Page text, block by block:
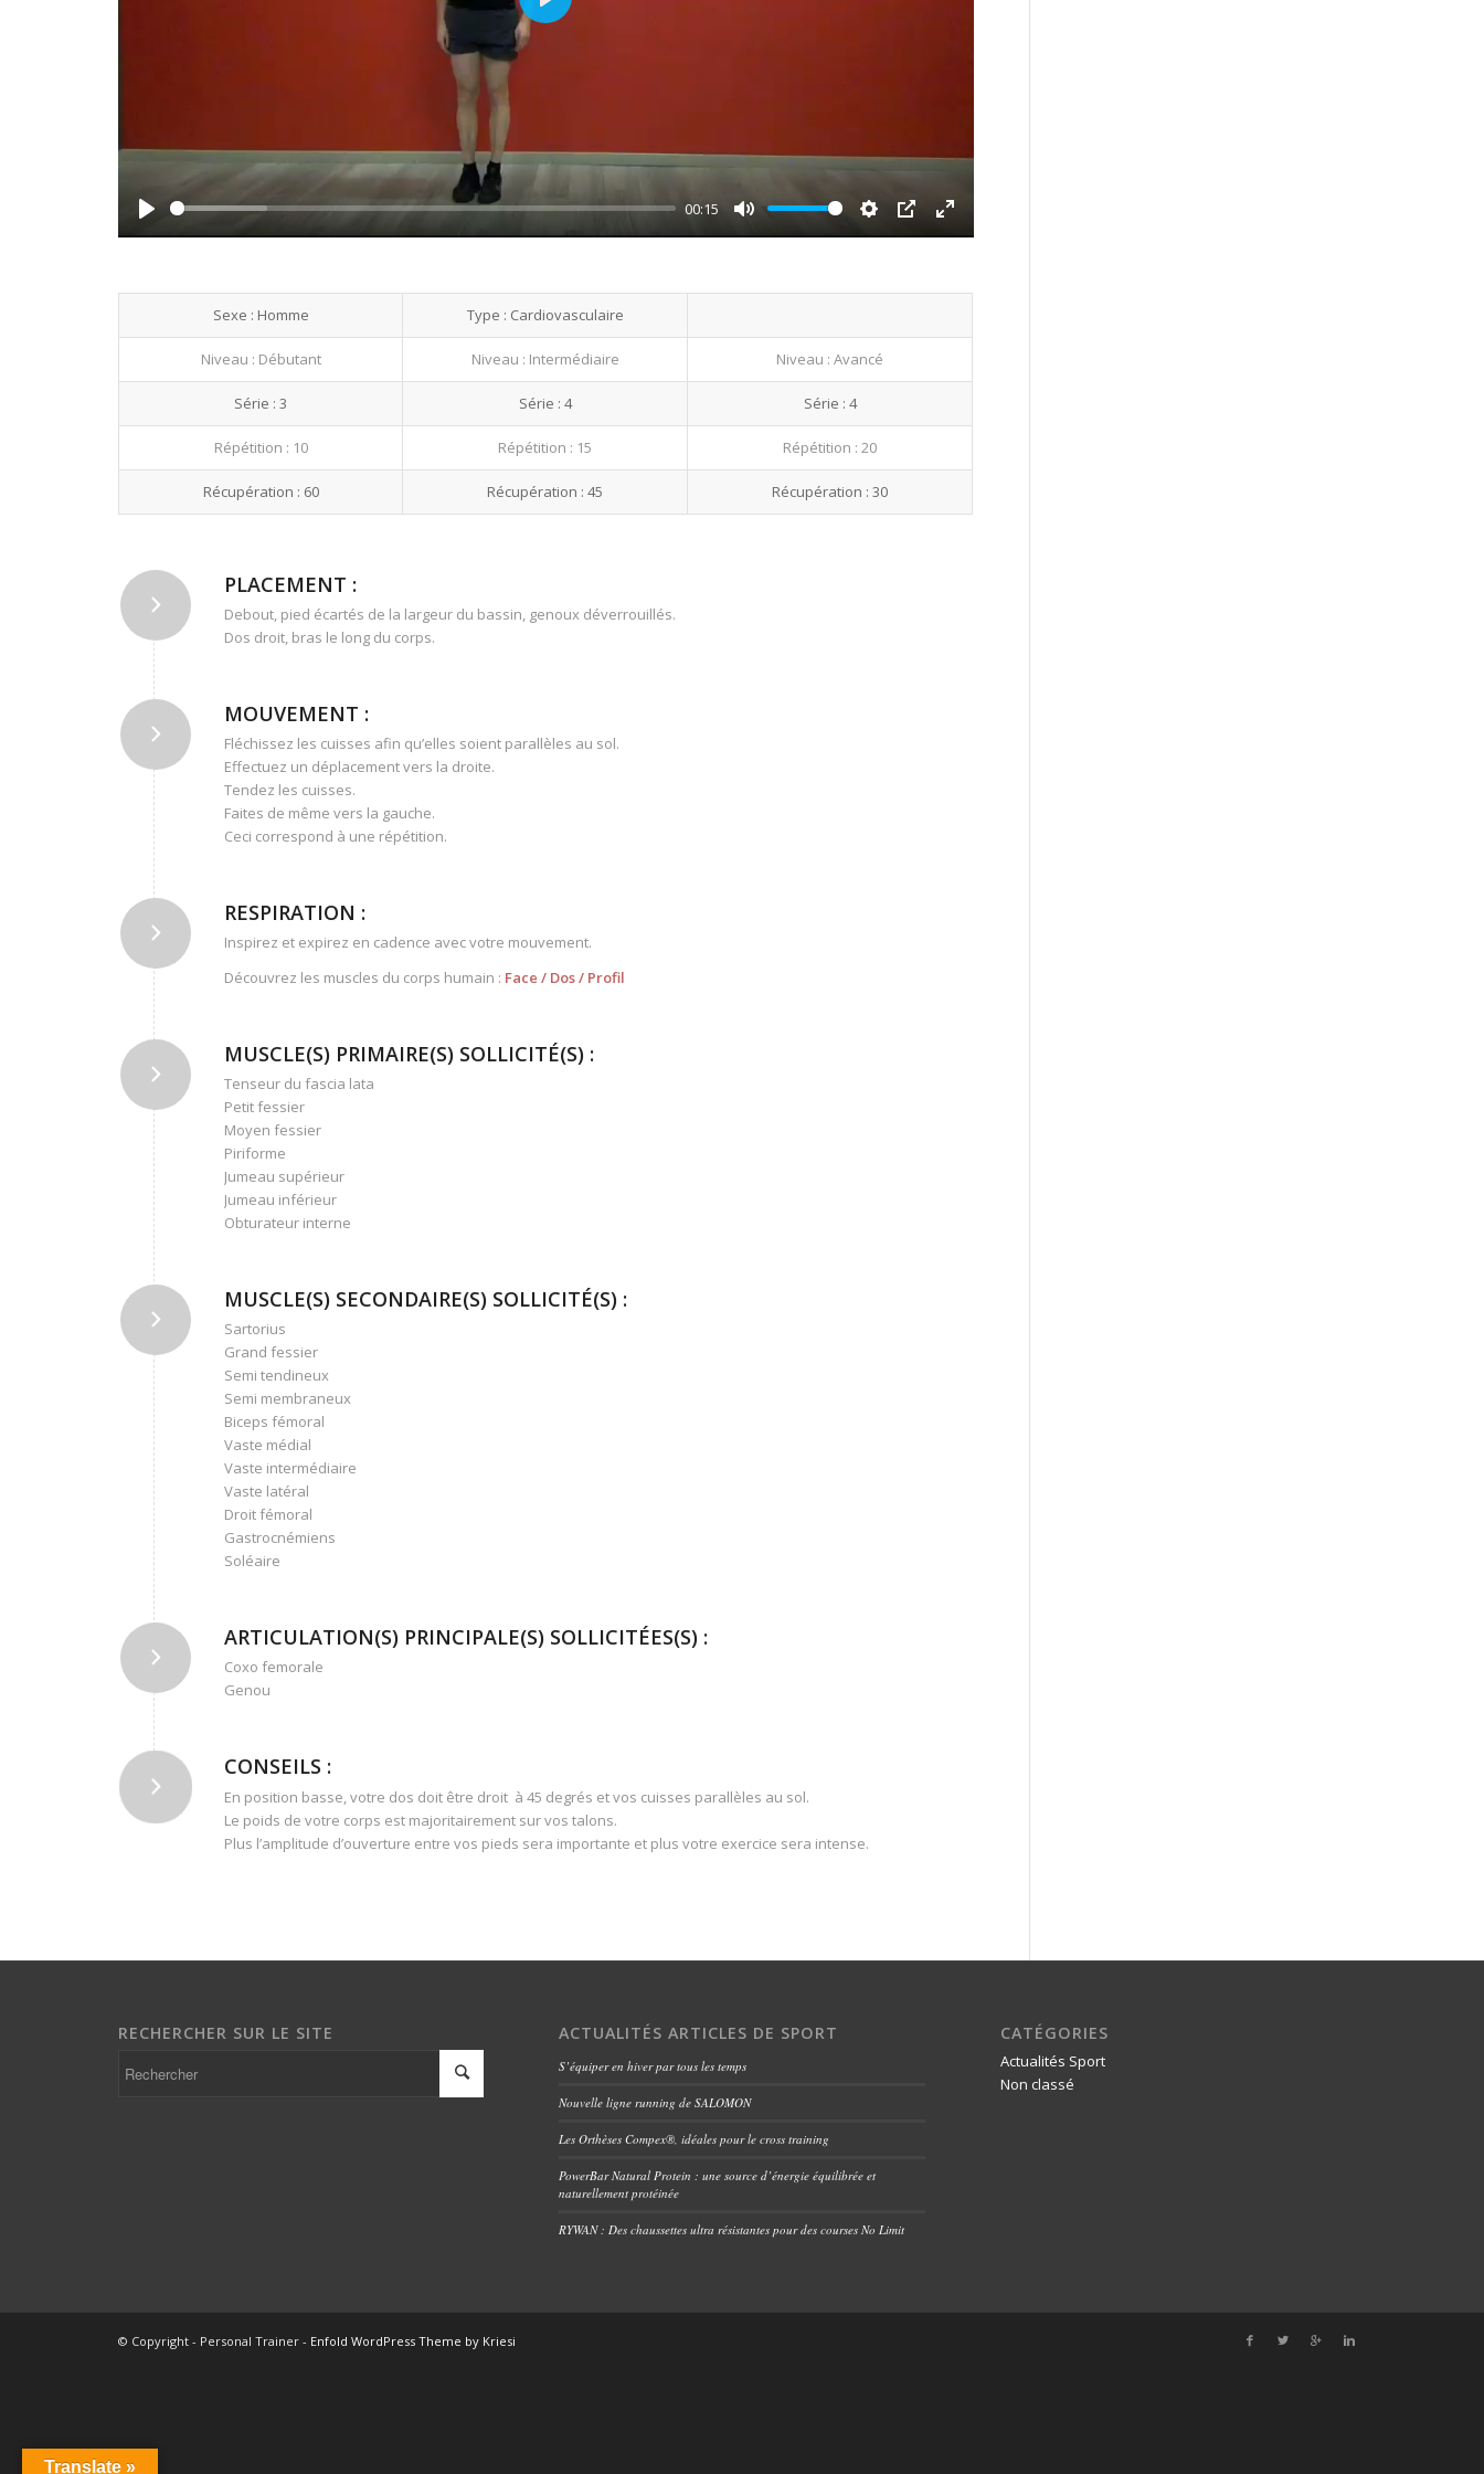
Play
00:15
Mute
Settings
PIP
Enter
Play
Sexe : Homme Type : Cardiovasculaire
Niveau : Débutant Niveau : Intermédiaire Niveau : Avancé
Série : 3 Série : 4 Série : 4
Répétition : 10 Répétition : 15 Répétition : 20
Récupération : 60 Récupération : 45 Récupération : 30
PLACEMENT :
Debout, pied écartés de la largeur du bassin, genoux déverrouillés.
Dos droit, bras le long du corps.
MOUVEMENT :
Fléchissez les cuisses afin qu’elles soient parallèles au sol.
Effectuez un déplacement vers la droite.
Tendez les cuisses.
Faites de même vers la gauche.
Ceci correspond à une répétition.
RESPIRATION :
Inspirez et expirez en cadence avec votre mouvement.
Découvrez les muscles du corps humain : Face / Dos/ Profil
MUSCLE(S) PRIMAIRE(S) SOLLICITÉ(S) :
Tenseur du fascia lata
Petit fessier
Moyen fessier
Piriforme
Jumeau supérieur
Jumeau inférieur
Obturateur interne
MUSCLE(S) SECONDAIRE(S) SOLLICITÉ(S) :
Sartorius
Grand fessier
Semi tendineux
Semi membraneux
Biceps fémoral
Vaste médial
Vaste intermédiaire
Vaste latéral
Droit fémoral
Gastrocnémiens
Soléaire
ARTICULATION(S) PRINCIPALE(S) SOLLICITÉES(S) :
Coxo femorale
Genou
CONSEILS :
En position basse, votre dos doit être droit à 45 degrés et vos cuisses parallèles au sol.
Le poids de votre corps est majoritairement sur vos talons.
Plus l’amplitude d’ouverture entre vos pieds sera importante et plus votre exercice sera intense.
RECHERCHER SUR LE SITE ACTUALITÉS ARTICLES DE SPORT
S’équiper en hiver par tous les temps
Nouvelle ligne running de SALOMON
Les Orthèses Compex®, idéales pour le cross training
PowerBar Natural Protein : une source d’énergie équilibrée et
naturellement protéinée
RYWAN : Des chaussettes ultra résistantes pour des courses No Limit
CATÉGORIES
Actualités Sport
Non classé
© Copyright - Personal Trainer - Enfold WordPress Theme by Kriesi
Translate »